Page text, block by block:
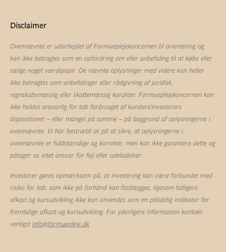
Disclaimer
Ovennævnte er udarbejdet af Formueplejekoncernen til orientering og
kan ikke betragtes som en opfordring om eller anbefaling til at købe eller
sælge noget værdipapir. De nævnte oplysninger med videre kan heller
ikke betragtes som anbefalinger eller rådgivning af juridisk,
regnskabsmæssig eller skattemæssig karakter. Formueplejekoncernen kan
ikke holdes ansvarlig for tab forårsaget af kunders/investorers
dispositioner – eller mangel på samme – på baggrund af oplysningerne i
ovennævnte. Vi har bestræbt os på at sikre, at oplysningerne i
ovennævnte er fuldstændige og korrekte, men kan ikke garantere dette og
påtager os intet ansvar for fejl eller udeladelser.
Investorer gøres opmærksom på, at investering kan være forbundet med
risiko for tab, som ikke på forhånd kan fastlægges, ligesom tidligere
afkast og kursudvikling ikke kan anvendes som en pålidelig indikator for
fremtidige afkast og kursudvikling. For yderligere information kontakt
venligst info@formuepleje.dk